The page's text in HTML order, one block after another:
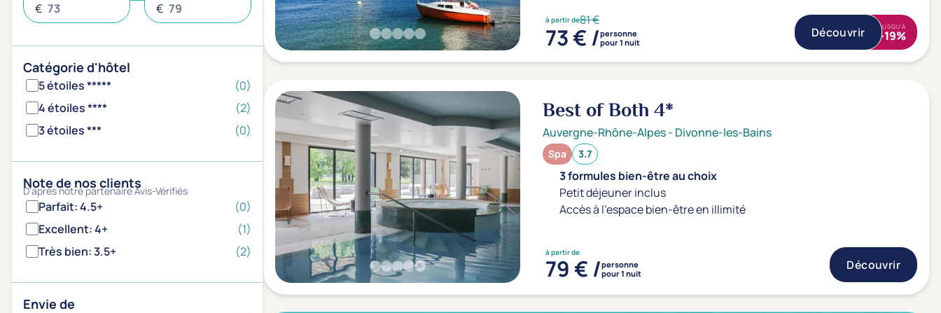
€
€
Catégorie d'hôtel
5 étoiles *****
(0)
4 étoiles ****
(2)
3 étoiles ***
(0)
Note de nos clients
D'après notre partenaire Avis-Vérifiés
Parfait: 4.5+
(0)
Excellent: 4+
(1)
Très bien: 3.5+
(2)
Envie de
à partir de81 €
73 € /personne
pour 1 nuit
Découvrir JUSQU'À
-19%
Best of Both4*
Auvergne-Rhône-Alpes- Divonne-les-Bains
Spa 3.7
3 formules bien-être au choix
Petit déjeuner inclus
Accès à l'espace bien-être en illimité
à partir de
79 € /personne
pour 1 nuit
Découvrir